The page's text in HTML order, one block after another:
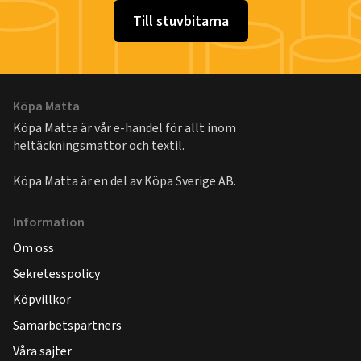
Till stuvbitarna
Köpa Matta
Köpa Matta är vår e-handel för allt inom
heltäckningsmattor och textil.
Köpa Matta är en del avKöpa Sverige AB.
Information
Om oss
Sekretesspolicy
Köpvillkor
Samarbetspartners
Våra sajter